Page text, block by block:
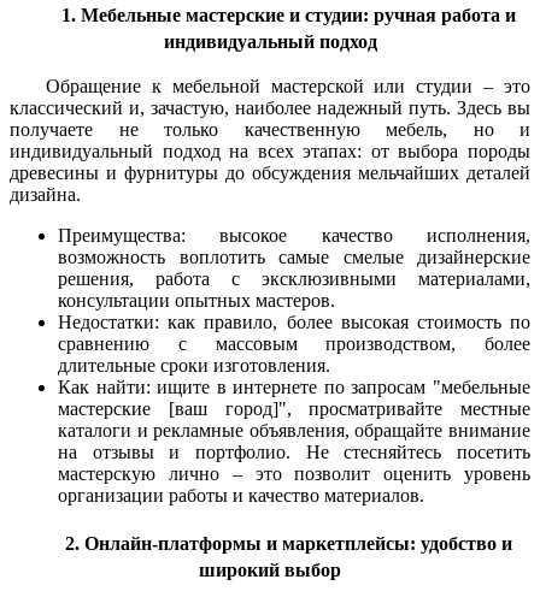
1. Мебельные мастерские и студии: ручная работа и
индивидуальный подход
Обращение к мебельной мастерской или студии – это
классический и, зачастую, наиболее надежный путь. Здесь вы
получаете не только качественную мебель, но и
индивидуальный подход на всех этапах: от выбора породы
древесины и фурнитуры до обсуждения мельчайших деталей
дизайна.
Преимущества: высокое качество исполнения,
возможность воплотить самые смелые дизайнерские
решения, работа с эксклюзивными материалами,
консультации опытных мастеров.
Недостатки: как правило, более высокая стоимость по
сравнению с массовым производством, более
длительные сроки изготовления.
Как найти: ищите в интернете по запросам "мебельные
мастерские [ваш город]", просматривайте местные
каталоги и рекламные объявления, обращайте внимание
на отзывы и портфолио. Не стесняйтесь посетить
мастерскую лично – это позволит оценить уровень
организации работы и качество материалов.
2. Онлайн-платформы и маркетплейсы: удобство и
широкий выбор